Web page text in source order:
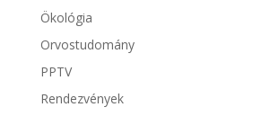
Ökológia
Orvostudomány
PPTV
Rendezvények